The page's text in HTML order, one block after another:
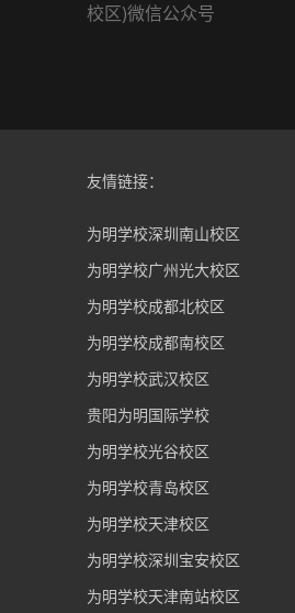
校区)微信公众号
友情链接：
为明学校深圳南山校区
为明学校广州光大校区
为明学校成都北校区
为明学校成都南校区
为明学校武汉校区
贵阳为明国际学校
为明学校光谷校区
为明学校青岛校区
为明学校天津校区
为明学校深圳宝安校区
为明学校天津南站校区